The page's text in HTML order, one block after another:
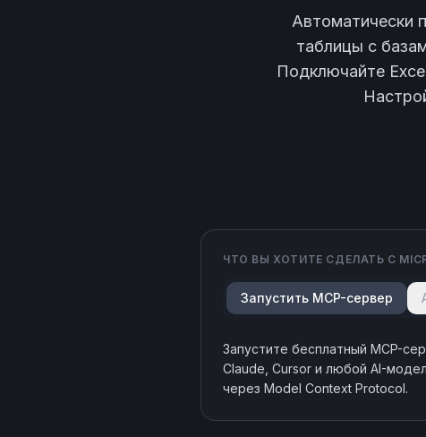
Автоматически
таблицы с
Подключайте
ЧТО ВЫ ХОТИТЕ СДЕЛАТЬ С
Запустить MCP-сервер
Запустите бесплатный MCP-
Claude, Cursor и любой AI-
через Model Context Protocol.